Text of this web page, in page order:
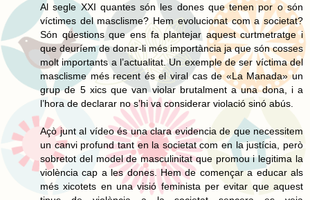
Al segle XXI quantes són les dones que tenen por o són
víctimes del masclisme? Hem evolucionat com a societat?
Són qüestions que ens fa plantejar aquest curtmetratge i
que deuríem de donar-li més importància ja que són cosses
molt importants a l’actualitat. Un exemple de ser víctima del
masclisme més recent és el viral cas de «La Manada» un
grup de 5 xics que van violar brutalment a una dona, i a
l’hora de declarar no s’hi va considerar violació sinó abús.
Açò junt al vídeo és una clara evidencia de que necessitem
un canvi profund tant en la societat com en la justícia, però
sobretot del model de masculinitat que promou i legitima la
violència cap a les dones. Hem de començar a educar als
més xicotets en una visió feminista per evitar que aquest